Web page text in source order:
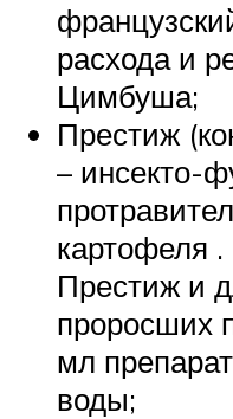
расхода и
Цимбуша;
Престиж
– инсекто-
картофеля
Престиж и
проросших
мл
воды;